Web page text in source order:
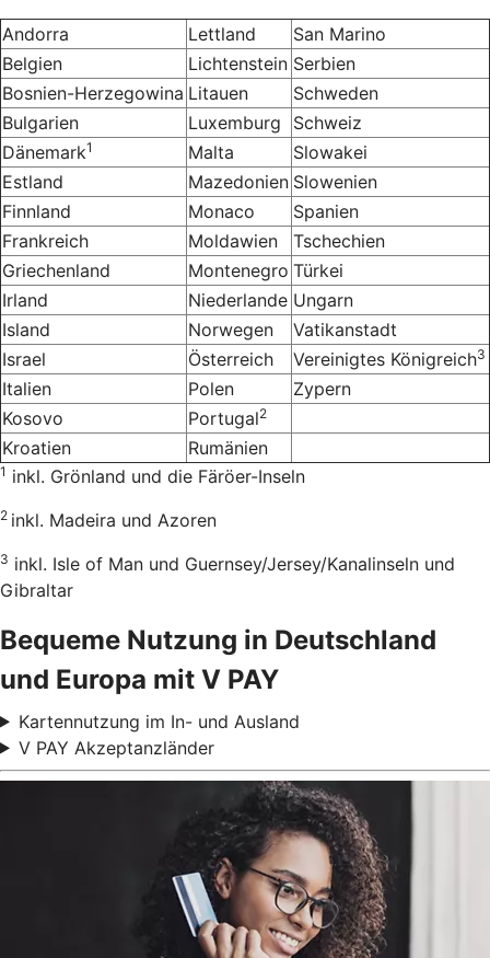
Andorra Lettland
San Marino
Belgien
Lichtenstein Serbien
Bosnien-Herzegowina Litauen
Schweden
Bulgarien
Luxemburg
Schweiz
Dänemark1 Malta
Slowakei
Estland
Mazedonien Slowenien
Finnland
Monaco
Spanien
Frankreich
Moldawien
Tschechien
Griechenland
Montenegro Türkei
Irland
Niederlande Ungarn
Island
Norwegen
Vatikanstadt
Israel
Österreich Vereinigtes Königreich3
Italien Polen
Zypern
Kosovo
Portugal2
Kroatien Rumänien
1 inkl. Grönland und die Färöer-Inseln
2 inkl. Madeira und Azoren
3 inkl. Isle of Man und Guernsey/Jersey/Kanalinseln und
Gibraltar
Bequeme Nutzung in Deutschland
und Europa mit V PAY
Kartennutzung im In- und Ausland
V PAY Akzeptanzländer